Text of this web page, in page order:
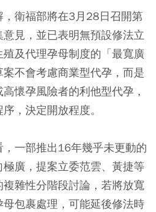
衛福部將在3月28日召開第
見，並已表明無預設修法立
及代理孕母制度的「最寬廣
不會考慮商業型代孕，而是
懷孕風險者的利他型代孕，
，決定開放程度。
一部推出16年幾乎未更動的
廣，提案立委范雲、黃捷等
雜性分階段討論，若將放寬
包裹處理，可能延後修法時